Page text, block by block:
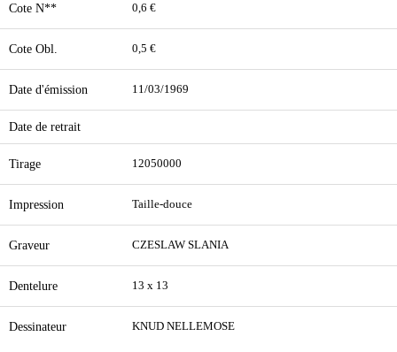
Cote N** 0,6 €
Cote Obl. 0,5 €
Date d'émission 11/03/1969
Date de retrait
Tirage 12050000
Impression Taille-douce
Graveur CZESLAW SLANIA
Dentelure 13 x 13
Dessinateur KNUD NELLEMOSE